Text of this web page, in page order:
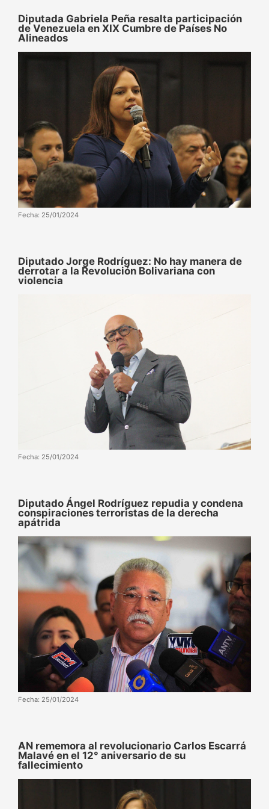
Diputada Gabriela Peña resalta participación
de Venezuela en XIX Cumbre de Países No
Alineados
Fecha: 25/01/2024
Diputado Jorge Rodríguez: No hay manera de
derrotar a la Revolución Bolivariana con
violencia
Fecha: 25/01/2024
Diputado Ángel Rodríguez repudia y condena
conspiraciones terroristas de la derecha
apátrida
Fecha: 25/01/2024
AN rememora al revolucionario Carlos Escarrá
Malavé en el 12° aniversario de su
fallecimiento